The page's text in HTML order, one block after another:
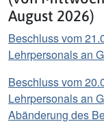
August 2026)
Beschluss vom
Lehrpersonals an
Beschluss vom
Lehrpersonals an
Abänderung des